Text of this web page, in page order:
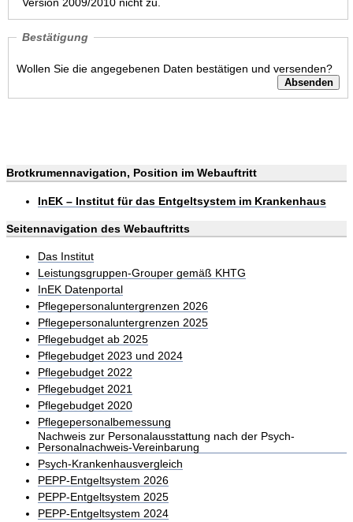
Version 2009/2010 nicht zu.
Bestätigung
Wollen Sie die angegebenen Daten bestätigen und versenden?
Brotkrumennavigation, Position im Webauftritt
InEK – Institut für das Entgeltsystem im Krankenhaus
Seitennavigation des Webauftritts
Das Institut
Leistungsgruppen-Grouper gemäß KHTG
InEK Datenportal
Pflegepersonaluntergrenzen 2026
Pflegepersonaluntergrenzen 2025
Pflegebudget ab 2025
Pflegebudget 2023 und 2024
Pflegebudget 2022
Pflegebudget 2021
Pflegebudget 2020
Pflegepersonalbemessung
Nachweis zur Personalausstattung nach der Psych-
Personalnachweis-Vereinbarung
Psych-Krankenhausvergleich
PEPP-Entgeltsystem 2026
PEPP-Entgeltsystem 2025
PEPP-Entgeltsystem 2024